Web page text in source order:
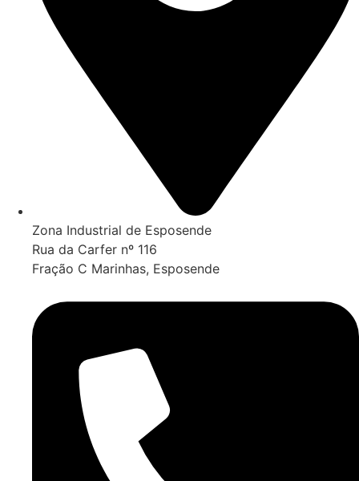
Zona Industrial de Esposende
Rua da Carfer nº 116
Fração C Marinhas, Esposende